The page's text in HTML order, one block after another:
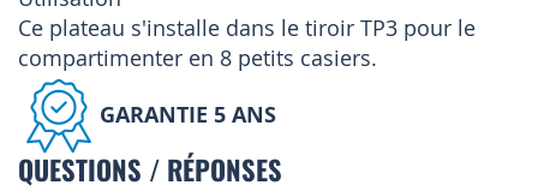
Ce plateau s'installe dans le tiroir TP3 pour le
compartimenter en 8 petits casiers.
GARANTIE 5 ANS
QUESTIONS / RÉPONSES